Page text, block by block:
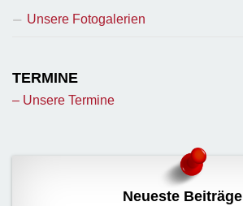
Unsere Fotogalerien
TERMINE
– Unsere Termine
Neueste Beiträge